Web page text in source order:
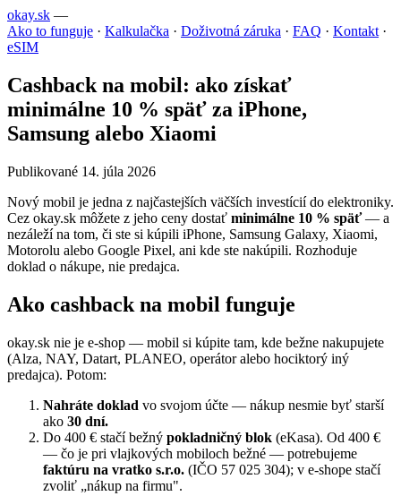
okay.sk —
Ako to funguje · Kalkulačka · Doživotná záruka · FAQ · Kontakt ·
eSIM
Cashback na mobil: ako získať
minimálne 10 % späť za iPhone,
Samsung alebo Xiaomi
Publikované 14. júla 2026
Nový mobil je jedna z najčastejších väčších investícií do elektroniky.
Cez okay.sk môžete z jeho ceny dostať minimálne 10 % späť— a
nezáleží na tom, či ste si kúpili iPhone, Samsung Galaxy, Xiaomi,
Motorolu alebo Google Pixel, ani kde ste nakúpili. Rozhoduje
doklad o nákupe, nie predajca.
Ako cashback na mobil funguje
okay.sk nie je e-shop — mobil si kúpite tam, kde bežne nakupujete
(Alza, NAY, Datart, PLANEO, operátor alebo hociktorý iný
predajca). Potom:
Nahráte doklad vo svojom účte — nákup nesmie byť starší
ako 30 dní.
Do 400 € stačí bežný pokladničný blok (eKasa). Od 400 €
— čo je pri vlajkových mobiloch bežné — potrebujeme
faktúru na vratko s.r.o. (IČO 57 025 304); v e-shope stačí
zvoliť „nákup na firmu".